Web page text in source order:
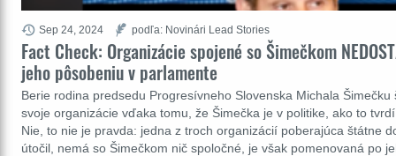
Fact Check: Organizácie spojené so Šimečkom
jeho pôsobeniu v parlamente
Berie rodina predsedu Progresívneho Slovenska Michala Šimečku
svoje organizácie vďaka tomu, že Šimečka je v politike, ako to
Nie, to nie je pravda: jedna z troch organizácií poberajúca štátne
útočil, nemá so Šimečkom nič spoločné, je však pomenovaná po
Sep 24, 2024 podľa: Novinári Lead Stories